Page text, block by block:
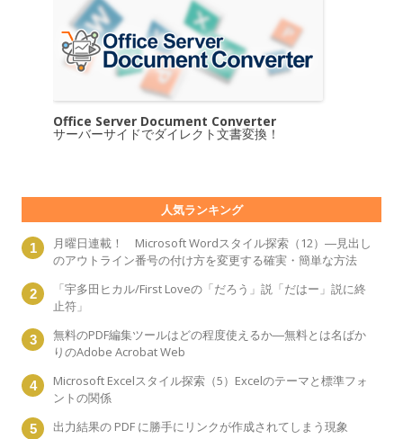
Office Server Document Converter
サーバーサイドでダイレクト文書変換！
人気ランキング
月曜日連載！ Microsoft Wordスタイル探索（12）―見出し
のアウトライン番号の付け方を変更する確実・簡単な方法
「宇多田ヒカル/First Loveの「だろう」説「だはー」説に終
止符」
無料のPDF編集ツールはどの程度使えるか―無料とは名ばか
りのAdobe Acrobat Web
Microsoft Excelスタイル探索（5）Excelのテーマと標準フォ
ントの関係
出力結果の PDF に勝手にリンクが作成されてしまう現象